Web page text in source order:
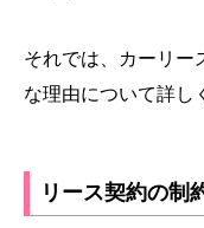
それでは、カーリー
な理由について詳し
リース契約の制